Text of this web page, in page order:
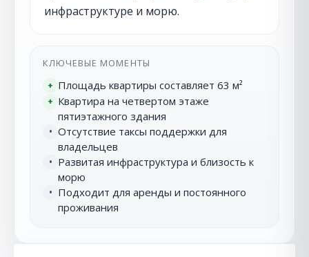
инфраструктуре и морю.
КЛЮЧЕВЫЕ МОМЕНТЫ
+ Площадь квартиры составляет 63 м²
+ Квартира на четвертом этаже
пятиэтажного здания
• Отсутствие таксы поддержки для
владельцев
• Развитая инфраструктура и близость к
морю
• Подходит для аренды и постоянного
проживания